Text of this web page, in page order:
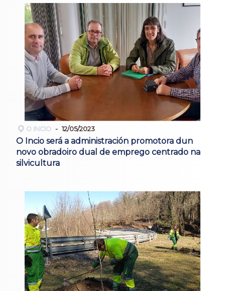
O INCIO 12/05/2023
O Incio será a administración promotora dun
novo obradoiro dual de emprego centrado na
silvicultura